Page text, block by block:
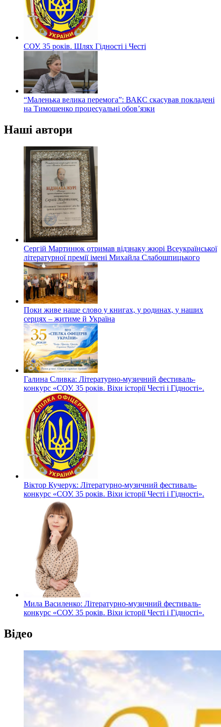
СОУ. 35 років. Шлях Гідності і Честі
“Маленька велика перемога”: ВАКС скасував покладені
на Тимошенко процесуальні обов’язки
Наші автори
Сергій Мартинюк отримав відзнаку жюрі Всеукраїнської
літературної премії імені Михайла Слабошпицького
Поки живе наше слово у книгах, у родинах, у наших
серцях – житиме й Україна
Галина Сливка: Літературно-музичний фестиваль-
конкурс «СОУ. 35 років. Віхи історії Честі і Гідності».
Віктор Кучерук: Літературно-музичний фестиваль-
конкурс «СОУ. 35 років. Віхи історії Честі і Гідності».
Мила Василенко: Літературно-музичний фестиваль-
конкурс «СОУ. 35 років. Віхи історії Честі і Гідності».
Відео